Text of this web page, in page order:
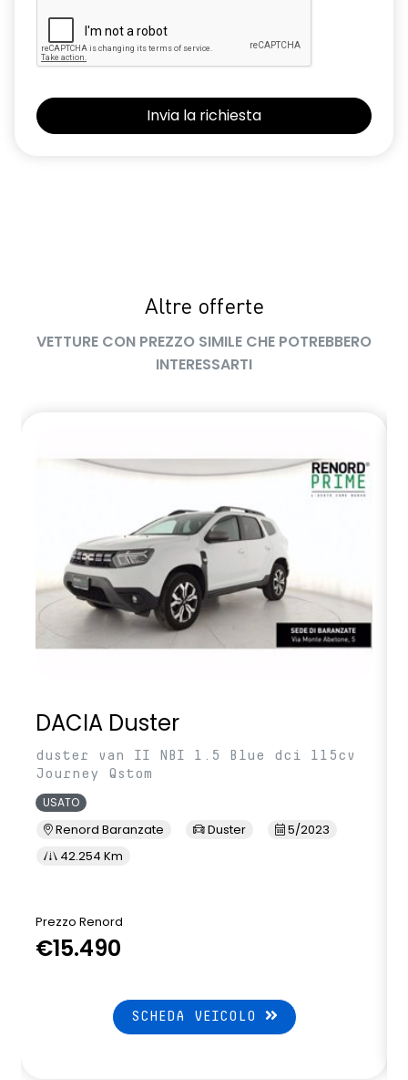
Altre offerte
VETTURE CON PREZZO SIMILE CHE POTREBBERO
INTERESSARTI
DACIA Duster
duster van II NBI 1.5 Blue dci 115cv
Journey Qstom
USATO
Renord Baranzate Duster
5/2023
42.254 Km
Prezzo Renord
€15.490
SCHEDA VEICOLO